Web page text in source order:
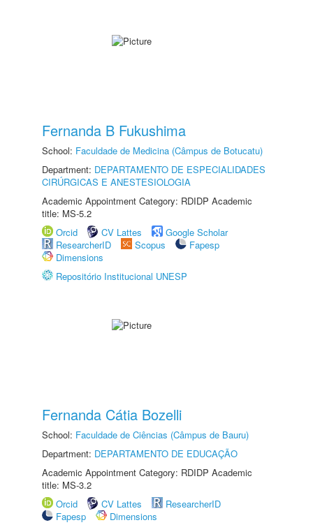
Fernanda B Fukushima
School: Faculdade de Medicina (Câmpus de Botucatu)
Department: DEPARTAMENTO DE ESPECIALIDADES
CIRÚRGICAS E ANESTESIOLOGIA
Academic Appointment Category: RDIDP Academic
title: MS-5.2
Orcid
CV Lattes
Google Scholar
ResearcherID
Scopus
Fapesp
Dimensions
Repositório Institucional UNESP
Fernanda Cátia Bozelli
School: Faculdade de Ciências (Câmpus de Bauru)
Department: DEPARTAMENTO DE EDUCAÇÃO
Academic Appointment Category: RDIDP Academic
title: MS-3.2
Orcid
CV Lattes
ResearcherID
Fapesp
Dimensions